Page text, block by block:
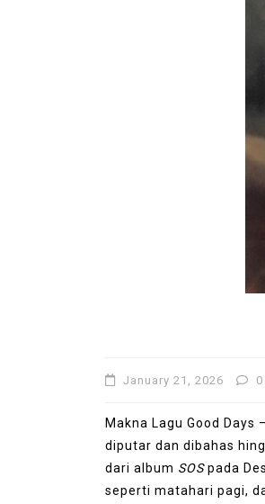
January 21, 2026 0
Makna Lagu Good Days
diputar dan dibahas
dari album SOSpada
seperti matahari pagi,
Lagu
Kuasai